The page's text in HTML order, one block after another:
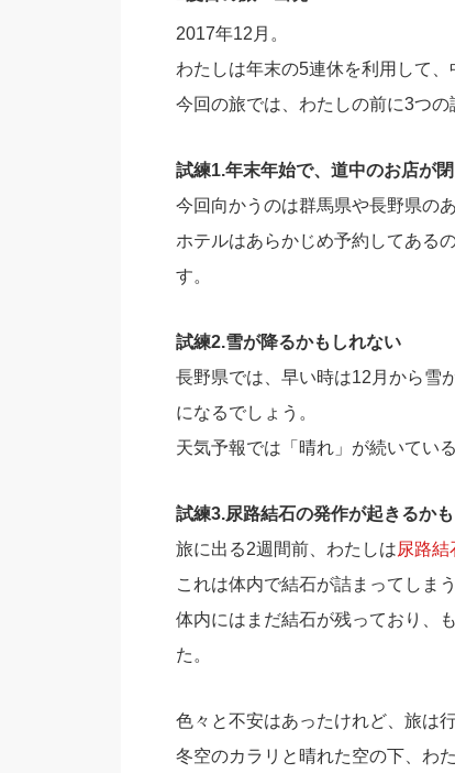
2017年12月。
わたしは年末の5連休を利用して
今回の旅では、わたしの前に3つの
試練1.年末年始で、道中のお店が
今回向かうのは群馬県や長野県のあ
ホテルはあらかじめ予約してある
す。
試練2.雪が降るかもしれない
長野県では、早い時は12月から雪
になるでしょう。
天気予報では「晴れ」が続いてい
試練3.尿路結石の発作が起きるか
旅に出る2週間前、わたしは尿路結
これは体内で結石が詰まってしま
体内にはまだ結石が残っており、
た。
色々と不安はあったけれど、旅は
冬空のカラリと晴れた空の下、わ